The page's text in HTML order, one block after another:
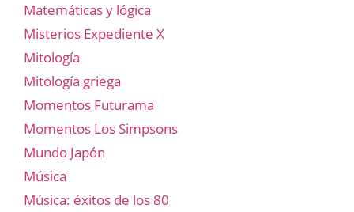
Matemáticas y lógica
Misterios Expediente X
Mitología
Mitología griega
Momentos Futurama
Momentos Los Simpsons
Mundo Japón
Música
Música: éxitos de los 80